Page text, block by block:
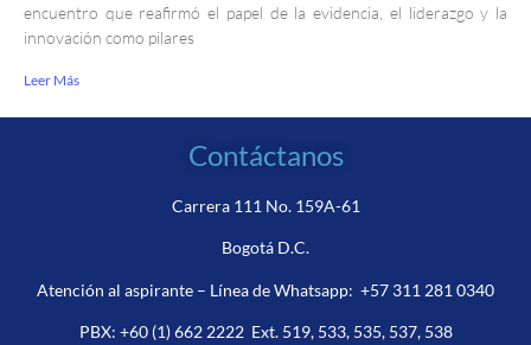
encuentro que reafirmó el papel de la evidencia, el liderazgo y la
innovación como pilares
Leer Más
Contáctanos
Carrera 111 No. 159A-61
Bogotá D.C.
Atención al aspirante – Línea de Whatsapp: +57 311 281 0340
PBX: +60 (1) 662 2222Ext. 519, 533, 535, 537, 538